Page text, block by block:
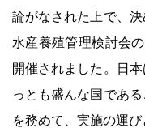
論がなされた上で、
水産養殖管理検討会
開催されました。日
っとも盛んな国であ
を務めて、実施の運び